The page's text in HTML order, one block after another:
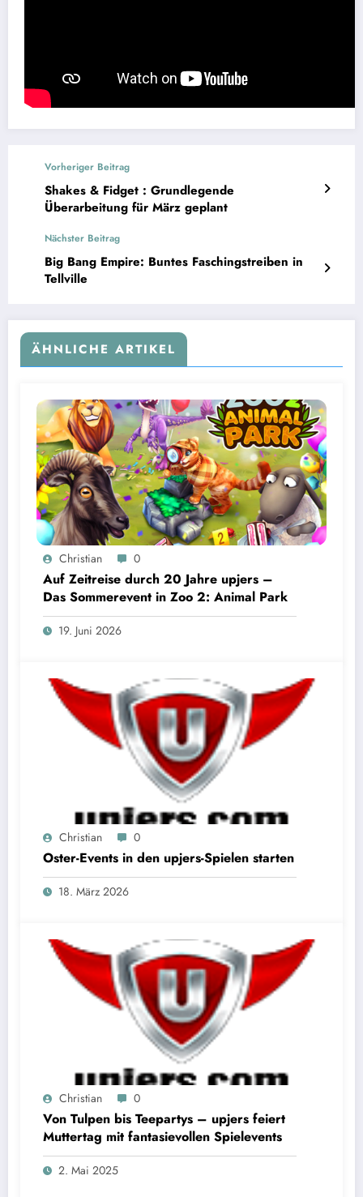
Vorheriger Beitrag
Shakes & Fidget : Grundlegende
Überarbeitung für März geplant
Nächster Beitrag
Big Bang Empire: Buntes Faschingstreiben in
Tellville
ÄHNLICHE ARTIKEL
Christian 0
Auf Zeitreise durch 20 Jahre upjers –
Das Sommerevent in Zoo 2: Animal Park
19. Juni 2026
Christian 0
Oster-Events in den upjers-Spielen starten
18. März 2026
Christian 0
Von Tulpen bis Teepartys – upjers feiert
Muttertag mit fantasievollen Spielevents
2. Mai 2025